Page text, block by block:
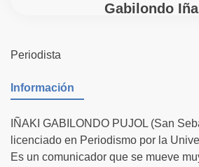
Gabilondo
Periodista
Información
IÑAKI GABILONDO PUJOL (San
licenciado en Periodismo por la
Es un comunicador que se mueve